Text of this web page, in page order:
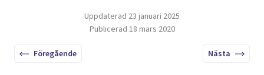
Uppdaterad 23 januari 2025
Publicerad 18 mars 2020
Föregående Nästa